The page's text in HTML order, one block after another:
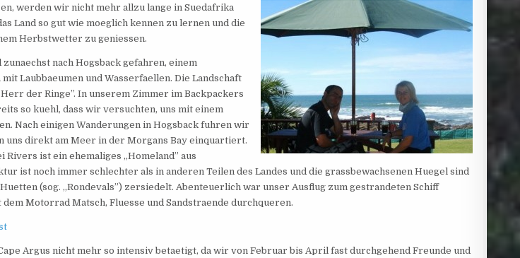
werden wir nicht mehr allzu lange in Suedafrika
Land so gut wie moeglich kennen zu lernen und die
Herbstwetter zu geniessen.
nach Hogsback gefahren, einem
Laubbaeumen und Wasserfaellen. Die Landschaft
der Ringe”. In unserem Zimmer im Backpackers
so kuehl, dass wir versuchten, uns mit einem
Nach einigen Wanderungen in Hogsback fuhren wir
uns direkt am Meer in der Morgans Bay einquartiert.
ist ein ehemaliges „Homeland” aus
ist noch immer schlechter als in anderen Teilen des Landes und die grassbewachsenen Huegel sind
(sog. „Rondevals”) zersiedelt. Abenteuerlich war unser Ausflug zum gestrandeten Schiff
dem Motorrad Matsch, Fluesse und Sandstraende durchqueren.
Argus nicht mehr so intensiv betaetigt, da wir von Februar bis April fast durchgehend Freunde und